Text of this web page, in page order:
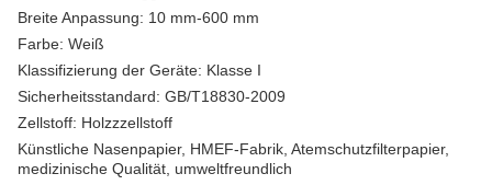
Breite Anpassung: 10 mm-600 mm
Farbe: Weiß
Klassifizierung der Geräte: Klasse I
Sicherheitsstandard: GB/T18830-2009
Zellstoff: Holzzzellstoff
Künstliche Nasenpapier, HMEF-Fabrik, Atemschutzfilterpapier,
medizinische Qualität, umweltfreundlich